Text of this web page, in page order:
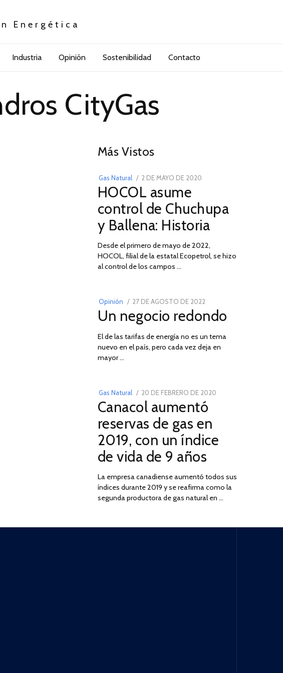
Energética
Industria Opinión Sostenibilidad Contacto
CityGas
Más Vistos
Gas Natural
POSTED
ON
2 DE MAYO DE 2020
DE
2026
HOCOL asume
control de Chuchupa
y Ballena: Historia
Desde el primero de mayo de 2022,
HOCOL, filial de la estatal Ecopetrol, se hizo
al control de los campos …
Opinión
POSTED
ON
27 DE AGOSTO DE 202230
DE
DE
2022
Un negocio redondo
El de las tarifas de energía no es un tema
nuevo en el país, pero cada vez deja en
mayor …
03
Gas Natural
POSTED
ON
20 DE FEBRERO DE 2020
2025
Canacol aumentó
reservas de gas en
2019, con un índice
de vida de 9 años
La empresa canadiense aumentó todos sus
índices durante 2019 y se reafirma como la
segunda productora de gas natural en …